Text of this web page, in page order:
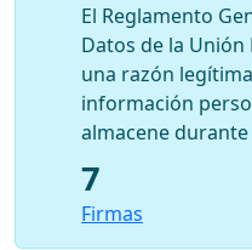
El Reglamento
Datos de la Unión
una razón
información
almacene
7
Firmas